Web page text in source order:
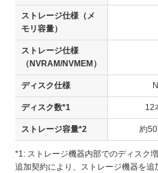
ストレージ仕様（メ
モリ容量）
ストレージ仕様
（NVRAM/NVMEM）
ディスク仕様
ディスク数*1 12
ストレージ容量*2 約
*1: ストレージ機器内部でのディスク
追加契約により、ストレージ機器を追